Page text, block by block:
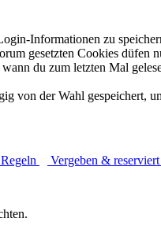
Informationen zu
gesetzten Cookies
du zum letzten Mal
von der Wahl gespeichert,
Regeln Vergeben &